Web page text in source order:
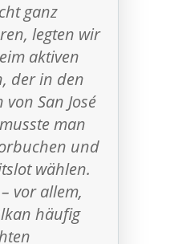
ganz
legten wir
aktiven
der in den
San José
man
und
wählen.
vor allem,
häufig